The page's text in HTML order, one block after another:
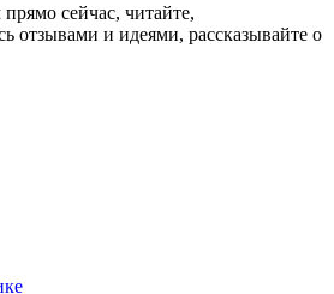
сейчас, читайте,
отзывами и идеями, рассказывайте о